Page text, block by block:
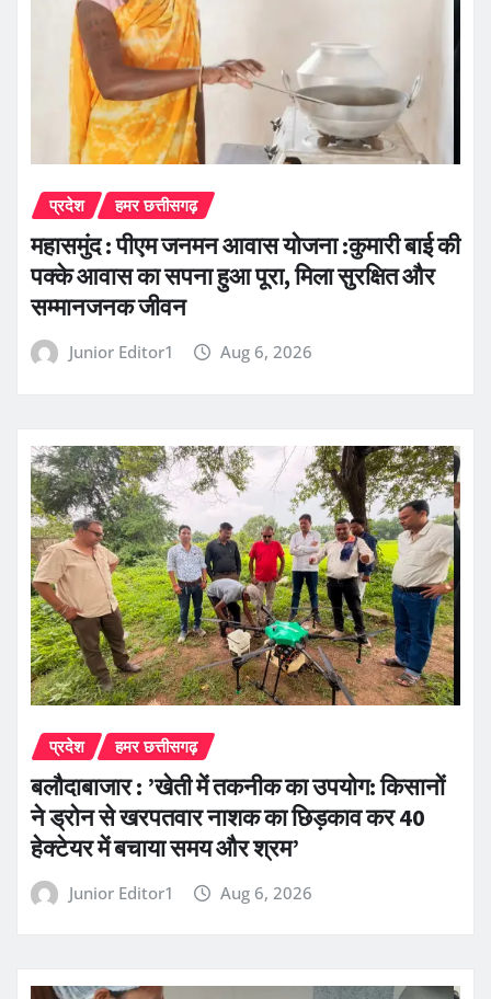
प्रदेश हमर छत्तीसगढ़
महासमुंद : पीएम जनमन आवास योजना :कुमारी बाई की
पक्के आवास का सपना हुआ पूरा, मिला सुरक्षित और
सम्मानजनक जीवन
Junior Editor1 Aug 6, 2026
प्रदेश हमर छत्तीसगढ़
बलौदाबाजार : ’खेती में तकनीक का उपयोग: किसानों
ने ड्रोन से खरपतवार नाशक का छिड़काव कर 40
हेक्टेयर में बचाया समय और श्रम’
Junior Editor1 Aug 6, 2026